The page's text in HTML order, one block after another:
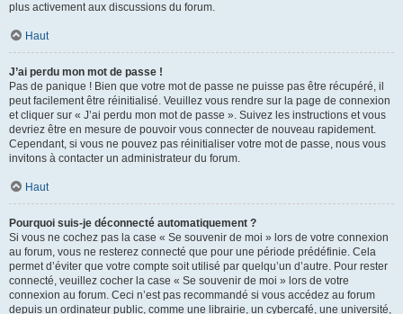
plus activement aux discussions du forum.
Haut
J’ai perdu mon mot de passe !
Pas de panique ! Bien que votre mot de passe ne puisse pas être récupéré, il
peut facilement être réinitialisé. Veuillez vous rendre sur la page de connexion
et cliquer sur « J’ai perdu mon mot de passe ». Suivez les instructions et vous
devriez être en mesure de pouvoir vous connecter de nouveau rapidement.
Cependant, si vous ne pouvez pas réinitialiser votre mot de passe, nous vous
invitons à contacter un administrateur du forum.
Haut
Pourquoi suis-je déconnecté automatiquement ?
Si vous ne cochez pas la case « Se souvenir de moi » lors de votre connexion
au forum, vous ne resterez connecté que pour une période prédéfinie. Cela
permet d’éviter que votre compte soit utilisé par quelqu’un d’autre. Pour rester
connecté, veuillez cocher la case « Se souvenir de moi » lors de votre
connexion au forum. Ceci n’est pas recommandé si vous accédez au forum
depuis un ordinateur public, comme une librairie, un cybercafé, une université,